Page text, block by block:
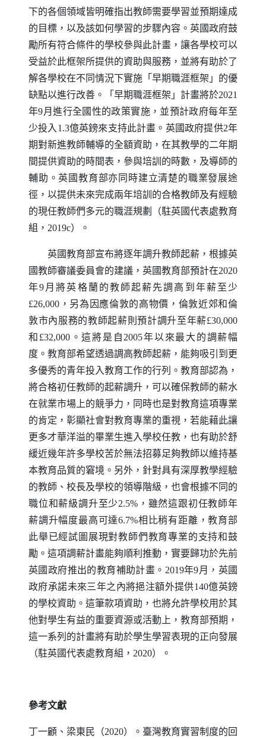
下的各個領域皆明確指出教師需要學習並預期達成
的目標，以及該如何學習的步驟內容。英國政府鼓
勵所有符合條件的學校參與此計畫，讓各學校可以
受益於此框架所提供的資助與服務，並將有助於了
解各學校在不同情況下實施「早期職涯框架」的優
缺點以進行改善。「早期職涯框架」計畫將於2021
年9月進行全國性的政策實施，並預計政府每年至
少投入1.3億英鎊來支持此計畫。英國政府提供2年
期對新進教師輔導的全額資助，在其教學的二年期
間提供資助的時間表，參與培訓的時數，及導師的
輔助。英國教育部亦同時建立清楚的職業發展途
徑，以提供未來完成兩年培訓的合格教師及有經驗
的現任教師們多元的職涯規劃（駐英國代表處教育
組，2019c）。
英國教育部宣布將逐年調升教師起薪，根據英
國教師審議委員會的建議，英國教育部預計在2020
年9月將英格蘭的教師起薪先調高到年薪至少
£26,000，另為因應倫敦的高物價，倫敦近郊和倫
敦市內服務的教師起薪則預計調升至年薪£30,000
和£32,000。這將是自2005年以來最大的調薪幅
度。教育部希望透過調高教師起薪，能夠吸引到更
多優秀的青年投入教育工作的行列。教育部認為，
將合格初任教師的起薪調升，可以確保教師的薪水
在就業市場上的競爭力，同時也是對教育這項專業
的肯定，彰顯社會對教育專業的重視，若能藉此讓
更多才華洋溢的畢業生進入學校任教，也有助於舒
緩近幾年許多學校苦於無法招募足夠教師以維持基
本教育品質的窘境。另外，針對具有深厚教學經驗
的教師、校長及學校的領導階級，也會根據不同的
職位和薪級調升至少2.5%，雖然這跟初任教師年
薪調升幅度最高可達6.7%相比稍有距離，教育部
此舉已經試圖展現對教師們教育專業的支持和鼓
勵。這項調薪計畫能夠順利推動，實要歸功於先前
英國政府推出的教育補助計畫。2019年9月，英國
政府承諾未來三年之內將挹注額外提供140億英鎊
的學校資助。這筆款項資助，也將允許學校用於其
他對學生有益的重要資源或活動上，教育部預期，
這一系列的計畫將有助於學生學習表現的正向發展
（駐英國代表處教育組，2020）。
參考文獻
丁一顧、梁東民（2020）。臺灣教育實習制度的回